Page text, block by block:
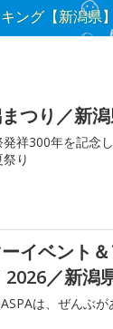
ング【新潟県】
つり／新
発祥300年を記念
り
イベント
2026／新潟
は、ぜんぶが